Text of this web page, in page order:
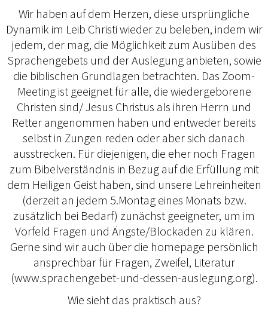
Wir haben auf dem Herzen, diese ursprüngliche
Dynamik im Leib Christi wieder zu beleben, indem wir
jedem, der mag, die Möglichkeit zum Ausüben des
Sprachengebets und der Auslegung anbieten, sowie
die biblischen Grundlagen betrachten. Das Zoom-
Meeting ist geeignet für alle, die wiedergeborene
Christen sind/ Jesus Christus als ihren Herrn und
Retter angenommen haben und entweder bereits
selbst in Zungen reden oder aber sich danach
ausstrecken. Für diejenigen, die eher noch Fragen
zum Bibelverständnis in Bezug auf die Erfüllung mit
dem Heiligen Geist haben, sind unsere Lehreinheiten
(derzeit an jedem 5.Montag eines Monats bzw.
zusätzlich bei Bedarf) zunächst geeigneter, um im
Vorfeld Fragen und Ängste/Blockaden zu klären.
Gerne sind wir auch über die homepage persönlich
ansprechbar für Fragen, Zweifel, Literatur
(www.sprachengebet-und-dessen-auslegung.org).
Wie sieht das praktisch aus?